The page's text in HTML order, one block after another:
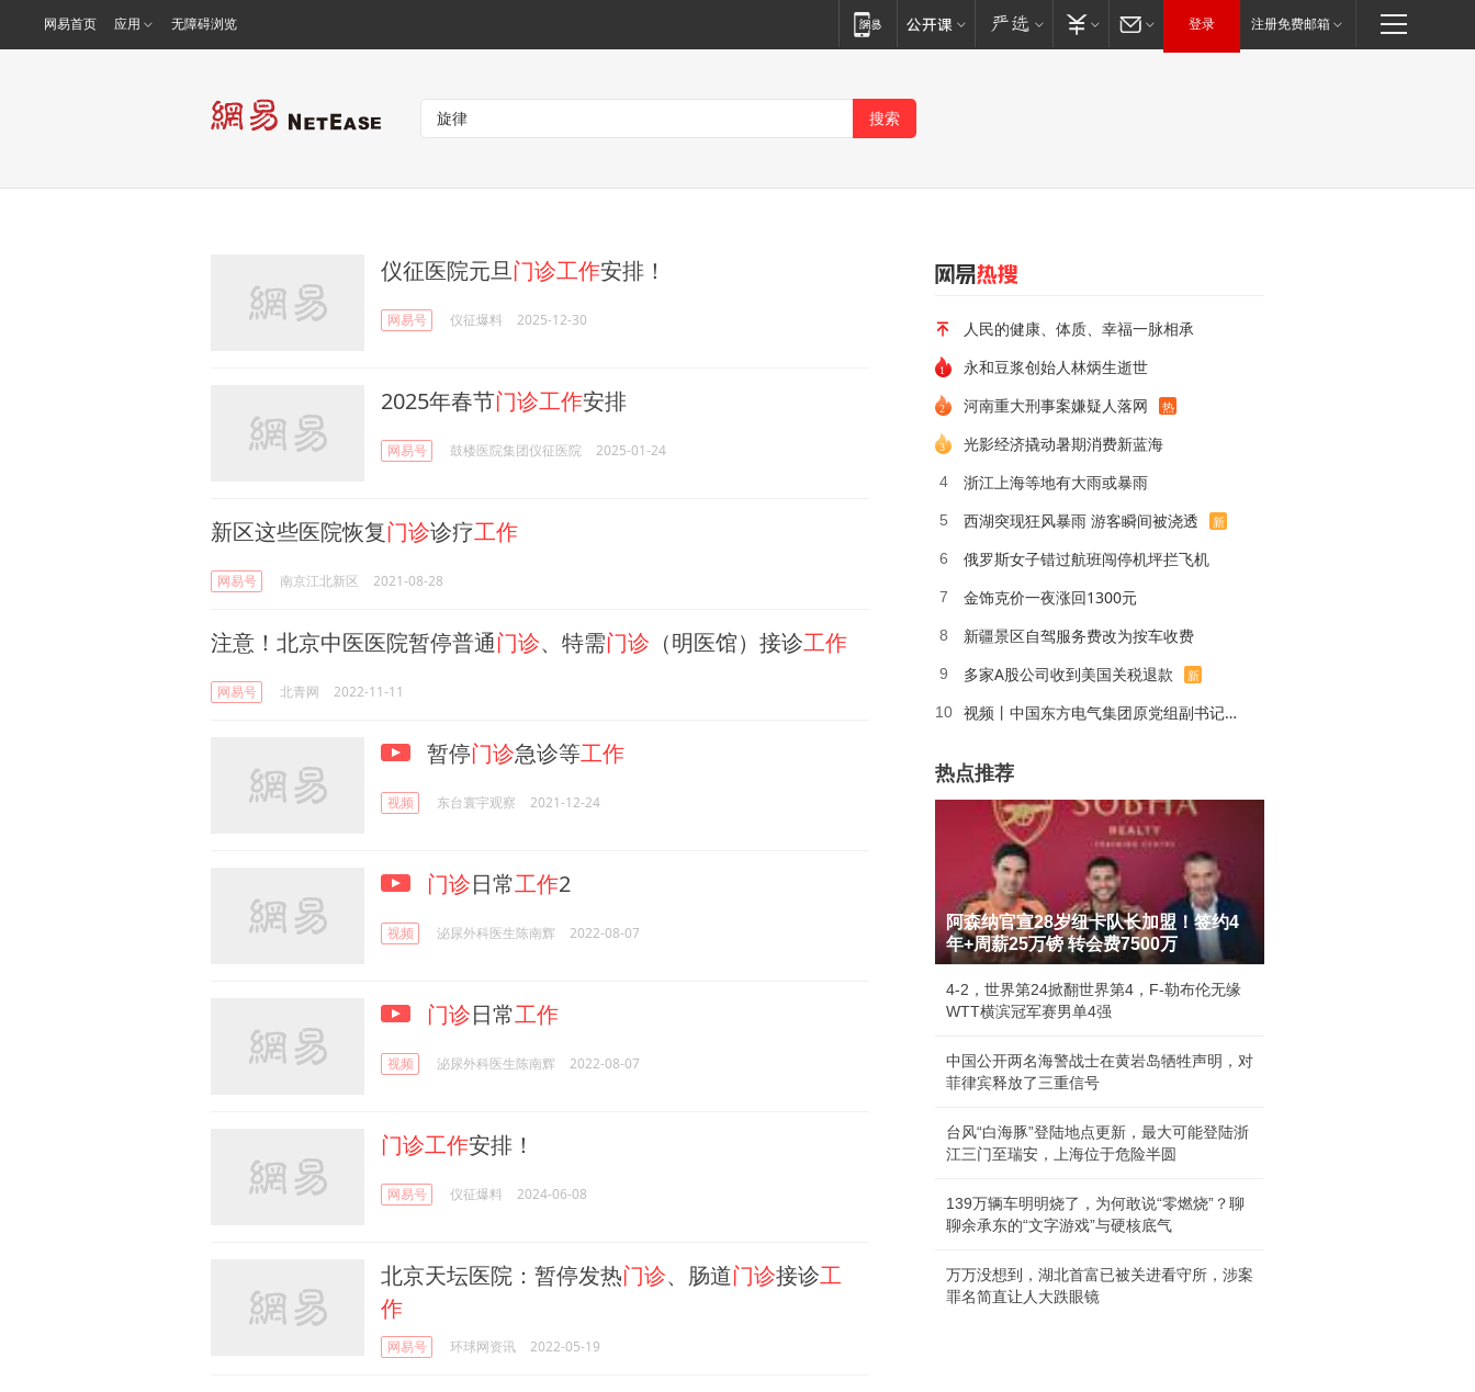
网易首页 应用 无障碍浏览 登录 注册免费邮箱
仪征医院元旦门诊工作安排！
网易号 仪征爆料 2025-12-30
2025年春节门诊工作安排
网易号 鼓楼医院集团仪征医院 2025-01-24
新区这些医院恢复门诊诊疗工作
网易号 南京江北新区 2021-08-28
注意！北京中医医院暂停普通门诊、特需门诊 （明医馆）接诊工作
网易号 北青网 2022-11-11
暂停门诊急诊等工作
视频 东台寰宇观察 2021-12-24
门诊日常工作2
视频 泌尿外科医生陈南辉 2022-08-07
门诊日常工作
视频 泌尿外科医生陈南辉 2022-08-07
门诊工作安排！
网易号 仪征爆料 2024-06-08
北京天坛医院：暂停发热门诊、肠道门诊接诊工
作
网易号 环球网资讯 2022-05-19
人民的健康、体质、幸福一脉相承
1
永和豆浆创始人林炳生逝世
2
河南重大刑事案嫌疑人落网 热
光影经济撬动暑期消费新蓝海
4 浙江上海等地有大雨或暴雨
5 西湖突现狂风暴雨 游客瞬间被浇透 新
6 俄罗斯女子错过航班闯停机坪拦飞机
7 金饰克价一夜涨回1300元
8 新疆景区自驾服务费改为按车收费
9 多家A股公司收到美国关税退款 新
10 视频丨中国东方电气集团原党组副书记、董事宋致远被查
热点推荐
阿森纳官宣28岁纽卡队长加盟！签约4
年+周薪25万镑 转会费7500万
4-2，世界第24掀翻世界第4，F-勒布伦无缘
WTT横滨冠军赛男单4强
中国公开两名海警战士在黄岩岛牺牲声明，对
菲律宾释放了三重信号
台风“白海豚”登陆地点更新，最大可能登陆浙
江三门至瑞安，上海位于危险半圆
139万辆车明明烧了，为何敢说“零燃烧”？聊
聊余承东的“文字游戏”与硬核底气
万万没想到，湖北首富已被关进看守所，涉案
罪名简直让人大跌眼镜